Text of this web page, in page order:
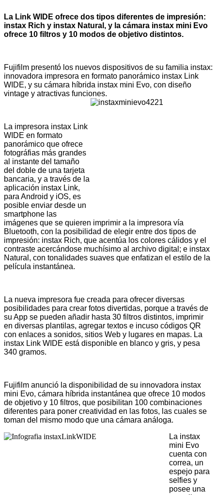
La Link WIDE ofrece dos tipos diferentes de impresión:
instax Rich y instax Natural, y la cámara instax mini Evo
ofrece 10 filtros y 10 modos de objetivo distintos.
Fujifilm presentó los nuevos dispositivos de su familia instax:
innovadora impresora en formato panorámico instax Link
WIDE, y su cámara híbrida instax mini Evo, con diseño
vintage y atractivas funciones.
La impresora instax Link
WIDE en formato
panorámico que ofrece
fotográfias más grandes
al instante del tamaño
del doble de una tarjeta
bancaria, y a través de la
aplicación instax Link,
para Android y iOS, es
posible enviar desde un
smartphone las
imágenes que se quieren imprimir a la impresora vía
Bluetooth, con la posibilidad de elegir entre dos tipos de
impresión: instax Rich, que acentúa los colores cálidos y el
contraste acercándose muchísimo al archivo digital; e instax
Natural, con tonalidades suaves que enfatizan el estilo de la
película instantánea.
La nueva impresora fue creada para ofrecer diversas
posibilidades para crear fotos divertidas, porque a través de
su App se pueden añadir hasta 30 filtros distintos, imprimir
en diversas plantilas, agregar textos e incuso códigos QR
con enlaces a sonidos, sitios Web y lugares en mapas. La
instax Link WIDE está disponible en blanco y gris, y pesa
340 gramos.
Fujifilm anunció la disponibilidad de su innovadora instax
mini Evo, cámara híbrida instantánea que ofrece 10 modos
de objetivo y 10 filtros, que posibilitan 100 combinaciones
diferentes para poner creatividad en las fotos, las cuales se
toman del mismo modo que una cámara análoga.
La instax
mini Evo
cuenta con
correa, un
espejo para
selfies y
posee una